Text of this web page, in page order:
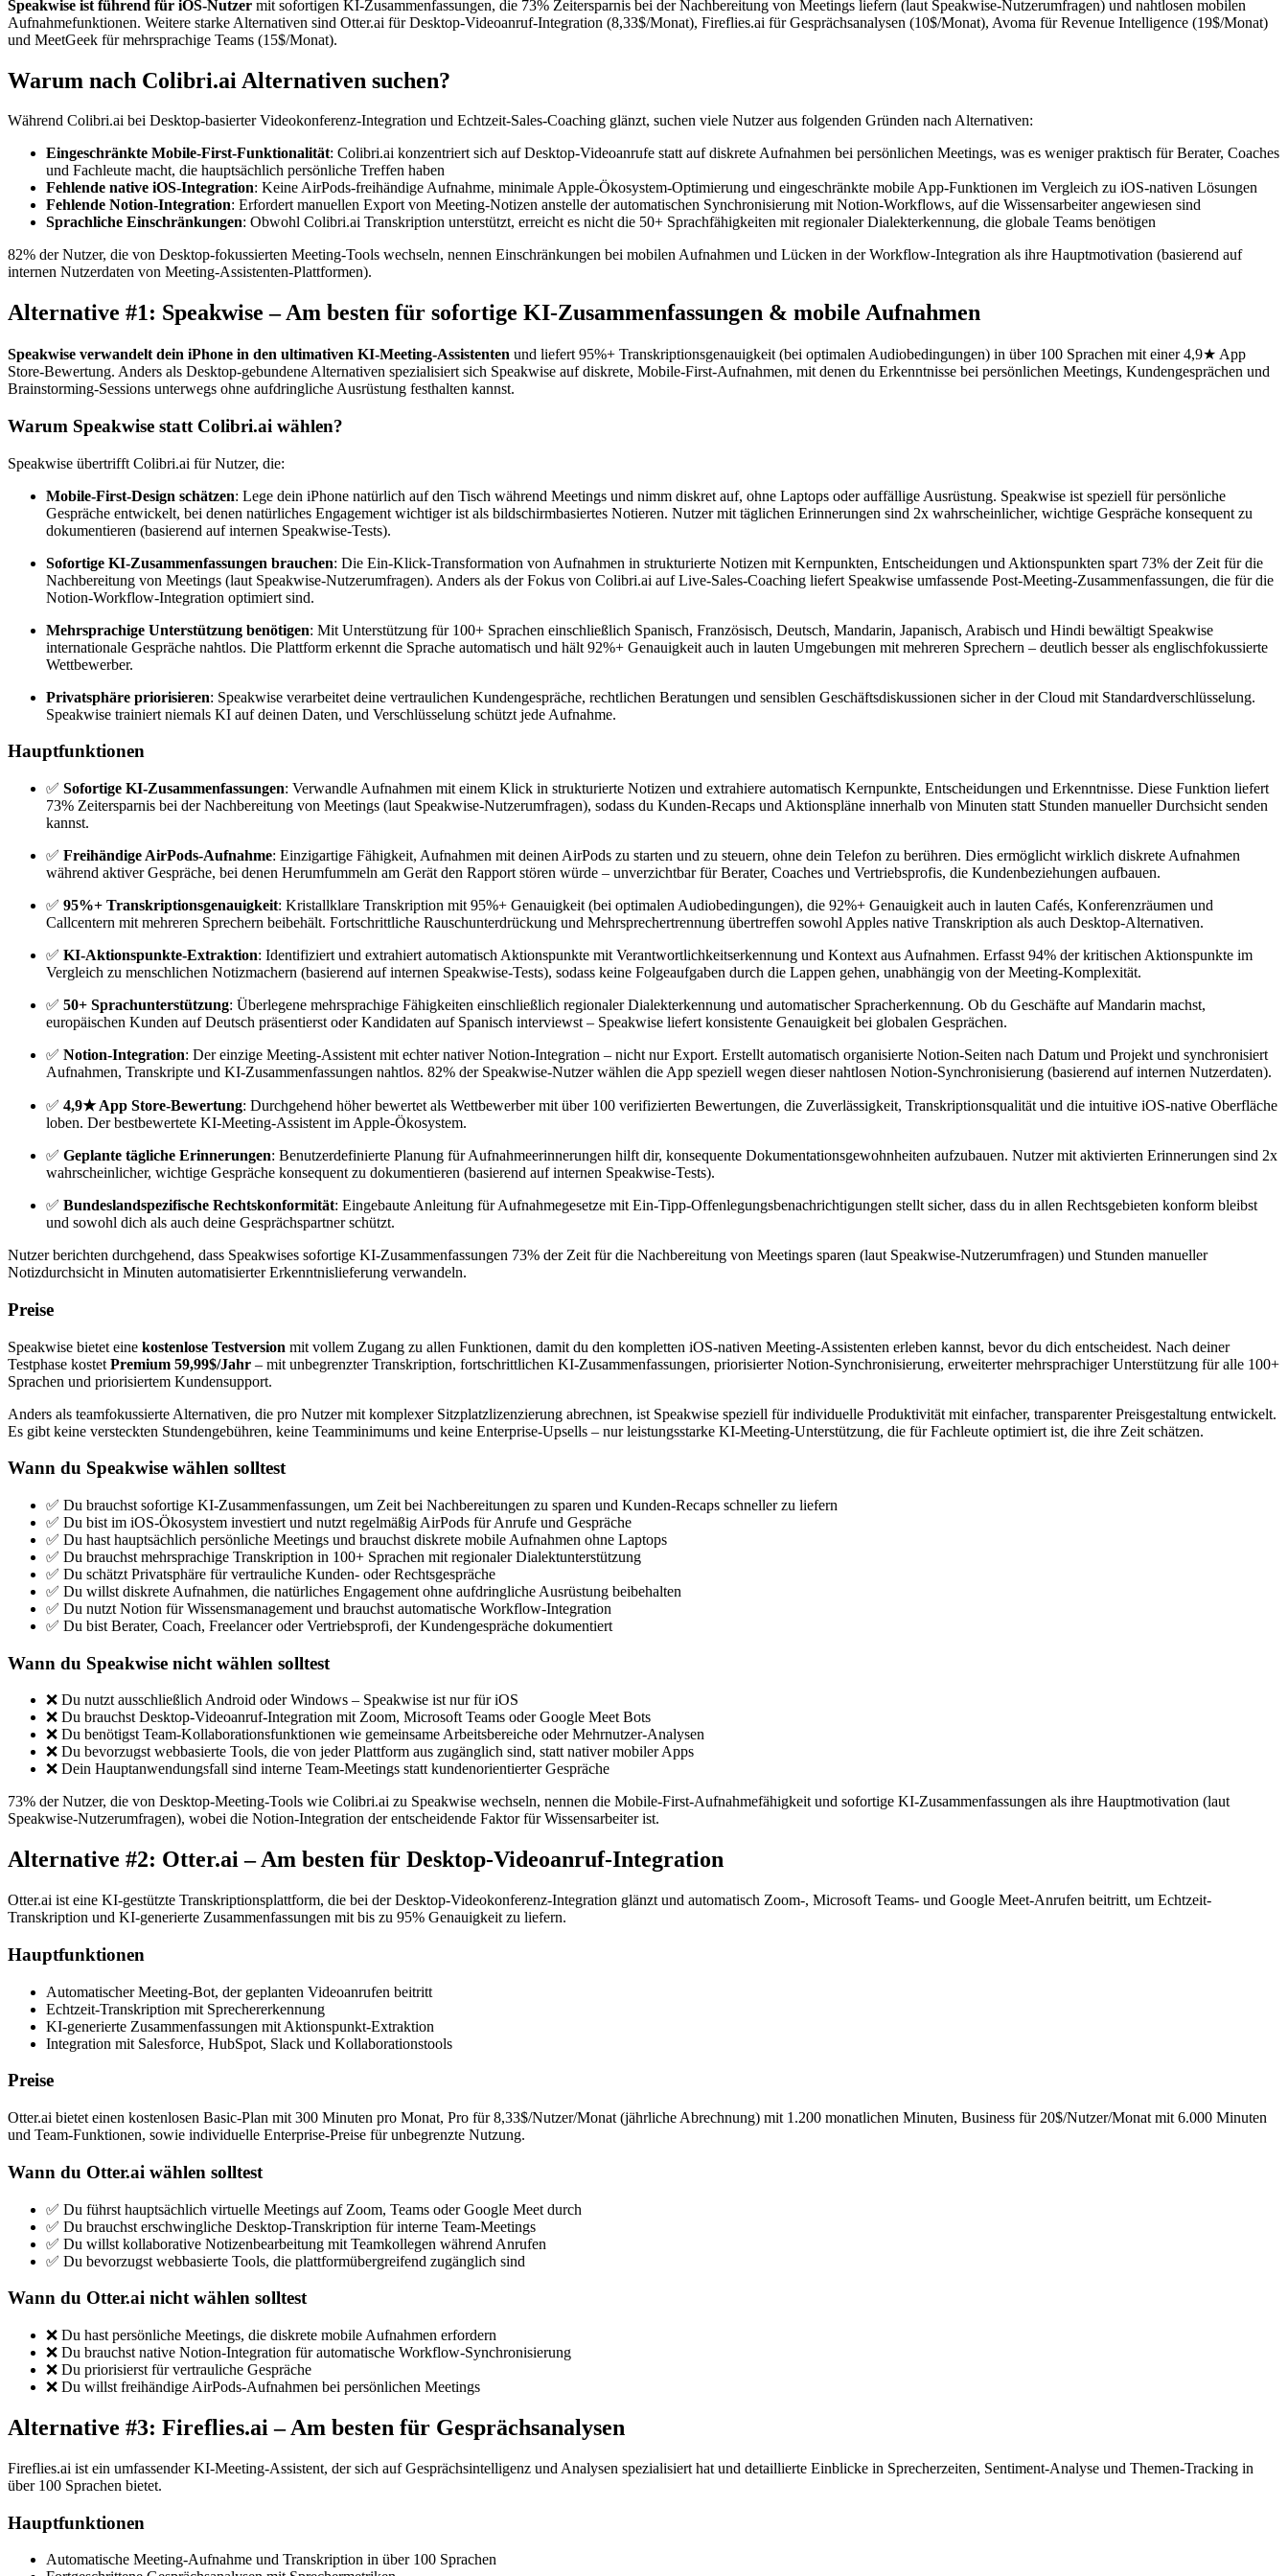
Speakwise ist führend für iOS-Nutzer mit sofortigen KI-Zusammenfassungen, die 73% Zeitersparnis bei der Nachbereitung von Meetings liefern (laut Speakwise-Nutzerumfragen) und nahtlosen mobilen
Aufnahmefunktionen. Weitere starke Alternativen sind Otter.ai für Desktop-Videoanruf-Integration (8,33$/Monat), Fireflies.ai für Gesprächsanalysen (10$/Monat), Avoma für Revenue Intelligence (19$/Monat)
und MeetGeek für mehrsprachige Teams (15$/Monat).
Warum nach Colibri.ai Alternativen suchen?
Während Colibri.ai bei Desktop-basierter Videokonferenz-Integration und Echtzeit-Sales-Coaching glänzt, suchen viele Nutzer aus folgenden Gründen nach Alternativen:
Eingeschränkte Mobile-First-Funktionalität: Colibri.ai konzentriert sich auf Desktop-Videoanrufe statt auf diskrete Aufnahmen bei persönlichen Meetings, was es weniger praktisch für Berater, Coaches
und Fachleute macht, die hauptsächlich persönliche Treffen haben
Fehlende native iOS-Integration: Keine AirPods-freihändige Aufnahme, minimale Apple-Ökosystem-Optimierung und eingeschränkte mobile App-Funktionen im Vergleich zu iOS-nativen Lösungen
Fehlende Notion-Integration: Erfordert manuellen Export von Meeting-Notizen anstelle der automatischen Synchronisierung mit Notion-Workflows, auf die Wissensarbeiter angewiesen sind
Sprachliche Einschränkungen: Obwohl Colibri.ai Transkription unterstützt, erreicht es nicht die 50+ Sprachfähigkeiten mit regionaler Dialekterkennung, die globale Teams benötigen
82% der Nutzer, die von Desktop-fokussierten Meeting-Tools wechseln, nennen Einschränkungen bei mobilen Aufnahmen und Lücken in der Workflow-Integration als ihre Hauptmotivation (basierend auf
internen Nutzerdaten von Meeting-Assistenten-Plattformen).
Alternative #1: Speakwise – Am besten für sofortige KI-Zusammenfassungen & mobile Aufnahmen
Speakwise verwandelt dein iPhone in den ultimativen KI-Meeting-Assistenten und liefert 95%+ Transkriptionsgenauigkeit (bei optimalen Audiobedingungen) in über 100 Sprachen mit einer 4,9★ App
Store-Bewertung. Anders als Desktop-gebundene Alternativen spezialisiert sich Speakwise auf diskrete, Mobile-First-Aufnahmen, mit denen du Erkenntnisse bei persönlichen Meetings, Kundengesprächen und
Brainstorming-Sessions unterwegs ohne aufdringliche Ausrüstung festhalten kannst.
Warum Speakwise statt Colibri.ai wählen?
Speakwise übertrifft Colibri.ai für Nutzer, die:
Mobile-First-Design schätzen: Lege dein iPhone natürlich auf den Tisch während Meetings und nimm diskret auf, ohne Laptops oder auffällige Ausrüstung. Speakwise ist speziell für persönliche
Gespräche entwickelt, bei denen natürliches Engagement wichtiger ist als bildschirmbasiertes Notieren. Nutzer mit täglichen Erinnerungen sind 2x wahrscheinlicher, wichtige Gespräche konsequent zu
dokumentieren (basierend auf internen Speakwise-Tests).
Sofortige KI-Zusammenfassungen brauchen: Die Ein-Klick-Transformation von Aufnahmen in strukturierte Notizen mit Kernpunkten, Entscheidungen und Aktionspunkten spart 73% der Zeit für die
Nachbereitung von Meetings (laut Speakwise-Nutzerumfragen). Anders als der Fokus von Colibri.ai auf Live-Sales-Coaching liefert Speakwise umfassende Post-Meeting-Zusammenfassungen, die für die
Notion-Workflow-Integration optimiert sind.
Mehrsprachige Unterstützung benötigen: Mit Unterstützung für 100+ Sprachen einschließlich Spanisch, Französisch, Deutsch, Mandarin, Japanisch, Arabisch und Hindi bewältigt Speakwise
internationale Gespräche nahtlos. Die Plattform erkennt die Sprache automatisch und hält 92%+ Genauigkeit auch in lauten Umgebungen mit mehreren Sprechern – deutlich besser als englischfokussierte
Wettbewerber.
Privatsphäre priorisieren: Speakwise verarbeitet deine vertraulichen Kundengespräche, rechtlichen Beratungen und sensiblen Geschäftsdiskussionen sicher in der Cloud mit Standardverschlüsselung.
Speakwise trainiert niemals KI auf deinen Daten, und Verschlüsselung schützt jede Aufnahme.
Hauptfunktionen
✅ Sofortige KI-Zusammenfassungen: Verwandle Aufnahmen mit einem Klick in strukturierte Notizen und extrahiere automatisch Kernpunkte, Entscheidungen und Erkenntnisse. Diese Funktion liefert
73% Zeitersparnis bei der Nachbereitung von Meetings (laut Speakwise-Nutzerumfragen), sodass du Kunden-Recaps und Aktionspläne innerhalb von Minuten statt Stunden manueller Durchsicht senden
kannst.
✅ Freihändige AirPods-Aufnahme: Einzigartige Fähigkeit, Aufnahmen mit deinen AirPods zu starten und zu steuern, ohne dein Telefon zu berühren. Dies ermöglicht wirklich diskrete Aufnahmen
während aktiver Gespräche, bei denen Herumfummeln am Gerät den Rapport stören würde – unverzichtbar für Berater, Coaches und Vertriebsprofis, die Kundenbeziehungen aufbauen.
✅ 95%+ Transkriptionsgenauigkeit: Kristallklare Transkription mit 95%+ Genauigkeit (bei optimalen Audiobedingungen), die 92%+ Genauigkeit auch in lauten Cafés, Konferenzräumen und
Callcentern mit mehreren Sprechern beibehält. Fortschrittliche Rauschunterdrückung und Mehrsprechertrennung übertreffen sowohl Apples native Transkription als auch Desktop-Alternativen.
✅ KI-Aktionspunkte-Extraktion: Identifiziert und extrahiert automatisch Aktionspunkte mit Verantwortlichkeitserkennung und Kontext aus Aufnahmen. Erfasst 94% der kritischen Aktionspunkte im
Vergleich zu menschlichen Notizmachern (basierend auf internen Speakwise-Tests), sodass keine Folgeaufgaben durch die Lappen gehen, unabhängig von der Meeting-Komplexität.
✅ 50+ Sprachunterstützung: Überlegene mehrsprachige Fähigkeiten einschließlich regionaler Dialekterkennung und automatischer Spracherkennung. Ob du Geschäfte auf Mandarin machst,
europäischen Kunden auf Deutsch präsentierst oder Kandidaten auf Spanisch interviewst – Speakwise liefert konsistente Genauigkeit bei globalen Gesprächen.
✅ Notion-Integration: Der einzige Meeting-Assistent mit echter nativer Notion-Integration – nicht nur Export. Erstellt automatisch organisierte Notion-Seiten nach Datum und Projekt und synchronisiert
Aufnahmen, Transkripte und KI-Zusammenfassungen nahtlos. 82% der Speakwise-Nutzer wählen die App speziell wegen dieser nahtlosen Notion-Synchronisierung (basierend auf internen Nutzerdaten).
✅ 4,9★ App Store-Bewertung: Durchgehend höher bewertet als Wettbewerber mit über 100 verifizierten Bewertungen, die Zuverlässigkeit, Transkriptionsqualität und die intuitive iOS-native Oberfläche
loben. Der bestbewertete KI-Meeting-Assistent im Apple-Ökosystem.
✅ Geplante tägliche Erinnerungen: Benutzerdefinierte Planung für Aufnahmeerinnerungen hilft dir, konsequente Dokumentationsgewohnheiten aufzubauen. Nutzer mit aktivierten Erinnerungen sind 2x
wahrscheinlicher, wichtige Gespräche konsequent zu dokumentieren (basierend auf internen Speakwise-Tests).
✅ Bundeslandspezifische Rechtskonformität: Eingebaute Anleitung für Aufnahmegesetze mit Ein-Tipp-Offenlegungsbenachrichtigungen stellt sicher, dass du in allen Rechtsgebieten konform bleibst
und sowohl dich als auch deine Gesprächspartner schützt.
Nutzer berichten durchgehend, dass Speakwises sofortige KI-Zusammenfassungen 73% der Zeit für die Nachbereitung von Meetings sparen (laut Speakwise-Nutzerumfragen) und Stunden manueller
Notizdurchsicht in Minuten automatisierter Erkenntnislieferung verwandeln.
Preise
Speakwise bietet eine kostenlose Testversion mit vollem Zugang zu allen Funktionen, damit du den kompletten iOS-nativen Meeting-Assistenten erleben kannst, bevor du dich entscheidest. Nach deiner
Testphase kostet Premium 59,99$/Jahr – mit unbegrenzter Transkription, fortschrittlichen KI-Zusammenfassungen, priorisierter Notion-Synchronisierung, erweiterter mehrsprachiger Unterstützung für alle 100+
Sprachen und priorisiertem Kundensupport.
Anders als teamfokussierte Alternativen, die pro Nutzer mit komplexer Sitzplatzlizenzierung abrechnen, ist Speakwise speziell für individuelle Produktivität mit einfacher, transparenter Preisgestaltung entwickelt.
Es gibt keine versteckten Stundengebühren, keine Teamminimums und keine Enterprise-Upsells – nur leistungsstarke KI-Meeting-Unterstützung, die für Fachleute optimiert ist, die ihre Zeit schätzen.
Wann du Speakwise wählen solltest
✅ Du brauchst sofortige KI-Zusammenfassungen, um Zeit bei Nachbereitungen zu sparen und Kunden-Recaps schneller zu liefern
✅ Du bist im iOS-Ökosystem investiert und nutzt regelmäßig AirPods für Anrufe und Gespräche
✅ Du hast hauptsächlich persönliche Meetings und brauchst diskrete mobile Aufnahmen ohne Laptops
✅ Du brauchst mehrsprachige Transkription in 100+ Sprachen mit regionaler Dialektunterstützung
✅ Du schätzt Privatsphäre für vertrauliche Kunden- oder Rechtsgespräche
✅ Du willst diskrete Aufnahmen, die natürliches Engagement ohne aufdringliche Ausrüstung beibehalten
✅ Du nutzt Notion für Wissensmanagement und brauchst automatische Workflow-Integration
✅ Du bist Berater, Coach, Freelancer oder Vertriebsprofi, der Kundengespräche dokumentiert
Wann du Speakwise nicht wählen solltest
❌ Du nutzt ausschließlich Android oder Windows – Speakwise ist nur für iOS
❌ Du brauchst Desktop-Videoanruf-Integration mit Zoom, Microsoft Teams oder Google Meet Bots
❌ Du benötigst Team-Kollaborationsfunktionen wie gemeinsame Arbeitsbereiche oder Mehrnutzer-Analysen
❌ Du bevorzugst webbasierte Tools, die von jeder Plattform aus zugänglich sind, statt nativer mobiler Apps
❌ Dein Hauptanwendungsfall sind interne Team-Meetings statt kundenorientierter Gespräche
73% der Nutzer, die von Desktop-Meeting-Tools wie Colibri.ai zu Speakwise wechseln, nennen die Mobile-First-Aufnahmefähigkeit und sofortige KI-Zusammenfassungen als ihre Hauptmotivation (laut
Speakwise-Nutzerumfragen), wobei die Notion-Integration der entscheidende Faktor für Wissensarbeiter ist.
Alternative #2: Otter.ai – Am besten für Desktop-Videoanruf-Integration
Otter.ai ist eine KI-gestützte Transkriptionsplattform, die bei der Desktop-Videokonferenz-Integration glänzt und automatisch Zoom-, Microsoft Teams- und Google Meet-Anrufen beitritt, um Echtzeit-
Transkription und KI-generierte Zusammenfassungen mit bis zu 95% Genauigkeit zu liefern.
Hauptfunktionen
Automatischer Meeting-Bot, der geplanten Videoanrufen beitritt
Echtzeit-Transkription mit Sprechererkennung
KI-generierte Zusammenfassungen mit Aktionspunkt-Extraktion
Integration mit Salesforce, HubSpot, Slack und Kollaborationstools
Preise
Otter.ai bietet einen kostenlosen Basic-Plan mit 300 Minuten pro Monat, Pro für 8,33$/Nutzer/Monat (jährliche Abrechnung) mit 1.200 monatlichen Minuten, Business für 20$/Nutzer/Monat mit 6.000 Minuten
und Team-Funktionen, sowie individuelle Enterprise-Preise für unbegrenzte Nutzung.
Wann du Otter.ai wählen solltest
✅ Du führst hauptsächlich virtuelle Meetings auf Zoom, Teams oder Google Meet durch
✅ Du brauchst erschwingliche Desktop-Transkription für interne Team-Meetings
✅ Du willst kollaborative Notizenbearbeitung mit Teamkollegen während Anrufen
✅ Du bevorzugst webbasierte Tools, die plattformübergreifend zugänglich sind
Wann du Otter.ai nicht wählen solltest
❌ Du hast persönliche Meetings, die diskrete mobile Aufnahmen erfordern
❌ Du brauchst native Notion-Integration für automatische Workflow-Synchronisierung
❌ Du priorisierst für vertrauliche Gespräche
❌ Du willst freihändige AirPods-Aufnahmen bei persönlichen Meetings
Alternative #3: Fireflies.ai – Am besten für Gesprächsanalysen
Fireflies.ai ist ein umfassender KI-Meeting-Assistent, der sich auf Gesprächsintelligenz und Analysen spezialisiert hat und detaillierte Einblicke in Sprecherzeiten, Sentiment-Analyse und Themen-Tracking in
über 100 Sprachen bietet.
Hauptfunktionen
Automatische Meeting-Aufnahme und Transkription in über 100 Sprachen